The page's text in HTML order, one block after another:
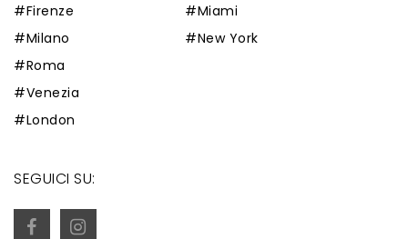
#Firenze
#Milano
#Roma
#Venezia
#London
#Miami
#New York
SEGUICI SU: